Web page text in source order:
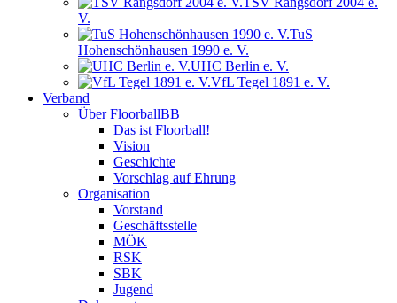
V.
TuS
Hohenschönhausen 1990 e. V.
UHC Berlin e. V.
VfL Tegel 1891 e. V.
Verband
Über FloorballBB
Das ist Floorball!
Vision
Geschichte
Vorschlag auf Ehrung
Organisation
Vorstand
Geschäftsstelle
MÖK
RSK
SBK
Jugend